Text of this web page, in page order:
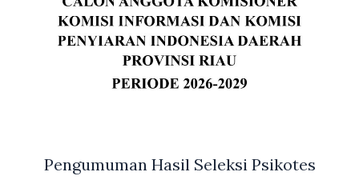
Pengumuman Hasil Seleksi Psikotes